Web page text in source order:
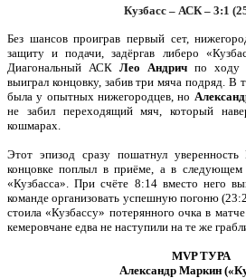
Кузбасс – АСК – 3:1
Без шансов проиграв первый сет,
защиту и подачи, задёргав либеро
Диагональный АСК Лео Андрич по ходу
выиграл концовку, забив три мяча подряд. В
была у опытных нижегородцев, но
не забил переходящий мяч, который
кошмарах.
Этот эпизод сразу пошатнул
концовке поплыл в приёме, а в
«Кузбасса». При счёте 8:14 вместо него
команде организовать успешную погоню
стоила «Кузбассу» потерянного очка в
кемеровчане едва не наступили на те же
MVP ТУРА
Александр Маркин